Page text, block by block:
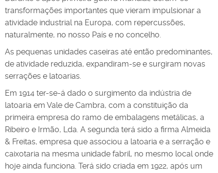
transformações importantes que vieram impulsionar a
atividade industrial na Europa, com repercussões,
naturalmente, no nosso País e no concelho.
As pequenas unidades caseiras até então predominantes,
de atividade reduzida, expandiram-se e surgiram novas
serrações e latoarias.
Em 1914 ter-se-á dado o surgimento da indústria de
latoaria em Vale de Cambra, com a constituição da
primeira empresa do ramo de embalagens metálicas, a
Ribeiro e Irmão, Lda. A segunda terá sido a firma Almeida
& Freitas, empresa que associou a latoaria e a serração e
caixotaria na mesma unidade fabril, no mesmo local onde
hoje ainda funciona. Terá sido criada em 1922, após um